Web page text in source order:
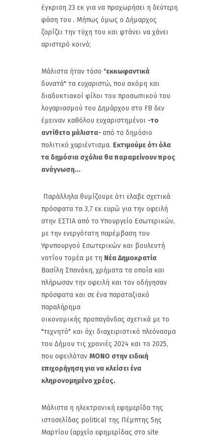
έγκριση 23 εκ για να προχωρήσει η δεύτερη
φάση του . Μήπως όμως ο Δήμαρχος
ζορίζει την τύχη του και φτάνει να χάνει
αριστερό κοινό;
Μάλιστα ήταν τόσο "εκκωφαντικά
δυνατά" τα ευχαριστώ, που ακόμη και
διαδυκτιακοί φίλοι του προσωπικού του
λογαριασμού του Δημάρχου στο FB δεν
έμειναν καθόλου ευχαριστημένοι -το
αντίθετο μάλιστα- από το δημόσιο
πολιτικό χαριέντισμα. Εκτιμούμε ότι όλα
τα δημόσια σχόλια θα παραμείνουν προς
ανάγνωση...
Παράλληλα θυμίζουμε ότι ελαβε σχετικά
πρόσφατα τα 3,7 εκ ευρώ για την οφειλή
στην ΕΣΤΙΑ από το Υπουργείο Εσωτερικών,
με την ενεργότατη παρέμβαση του
Υφυπουργού Εσωτερικών και βουλευτή
νοτίου τομέα με τη Νέα Δημοκρατία
Βασίλη Σπανάκη, χρήματα τα οποία και
πλήρωσαν την οφειλή και τον οδήγησαν
πρόσφατα και σε ένα παραταξιακό
παραλήρημα
οικονομικής προπαγάνδας σχετικά με το
"τεχνητό" και όχι διαχειριστικό πλεόνασμα
του Δήμου τις χρονιές 2024 και το 2025,
που οφειλόταν ΜΟΝΟ στην ειδική
επιχορήγηση για να κλείσει ένα
κληρονομημένο χρέος.
Μάλιστα η ηλεκτρονική εφημερίδα της
ιστοσελίδας political της Πέμπτης 5ης
Μαρτίου (αρχείο εφημερίδας στο site